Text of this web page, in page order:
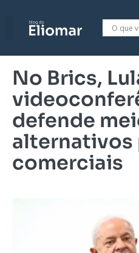
No Brics,
defende
alternativos
comerciais